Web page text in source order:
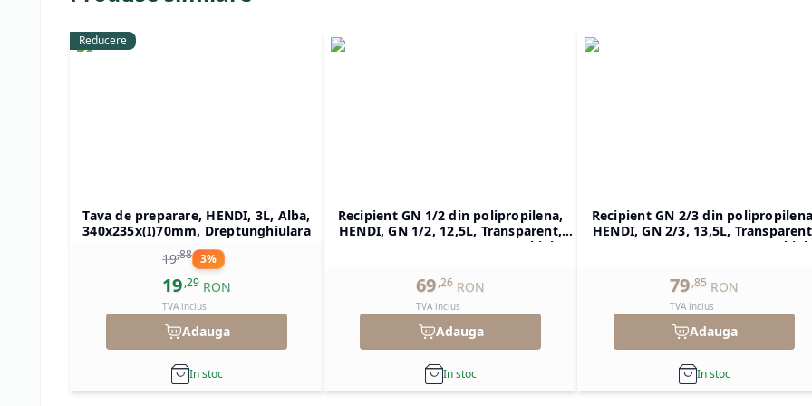
Reducere
Tava de preparare, HENDI, 3L, Alba,
340x235x(I)70mm, Dreptunghiulara
19,88 3%
19,29 RON
TVA inclus
Adauga
In stoc
Recipient GN 1/2 din polipropilena,
HENDI, GN 1/2, 12,5L, Transparent,
325x265x(H)200mm, Dreptunghiular
69,26 RON
TVA inclus
Adauga
In stoc
Recipient GN 2/3 din
HENDI, GN 2/3, 13,5L,
354x325x(H)150mm, Dreptunghiular
79,85 RON
TVA inclus
Adauga
In stoc